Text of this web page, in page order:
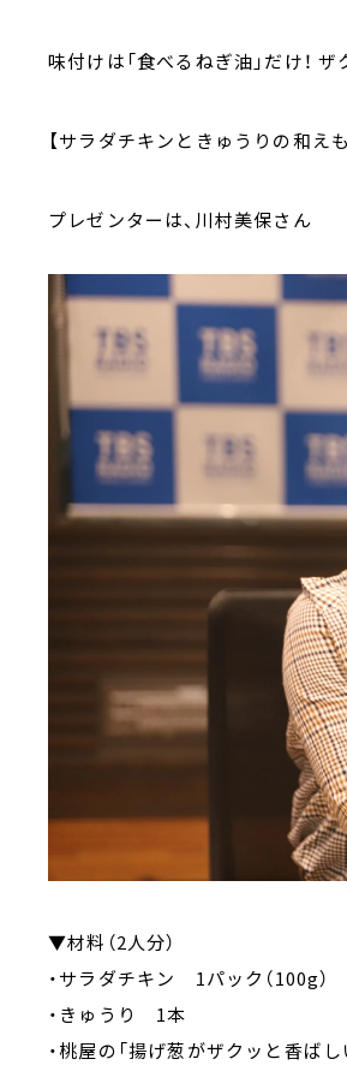
味付けは「食べるねぎ油」だけ！
【サラダチキンときゅうりの和えも
プレゼンターは、川村美保さん
▼材料（2人分）
・サラダチキン 1パック（100g）
・きゅうり 1本
・桃屋の「揚げ葱がザクッと香ば